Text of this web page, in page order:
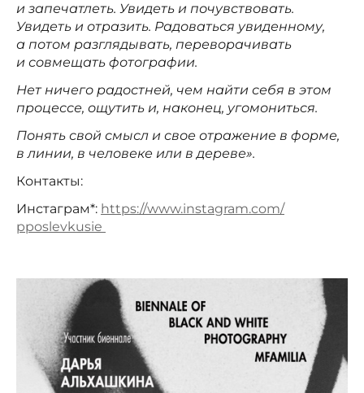
и запечатлеть. Увидеть и почувствовать.
Увидеть и отразить. Радоваться увиденному,
а потом разглядывать, переворачивать
и совмещать фотографии.
Нет ничего радостней, чем найти себя в этом
процессе, ощутить и, наконец, угомониться.
Понять свой смысл и свое отражение в форме,
в линии, в человеке или в дереве».
Контакты:
Инстаграм*: https://www.instagram.com/
pposlevkusie